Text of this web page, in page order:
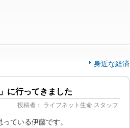
身近な経済
に行ってきました
投稿者： ライフネット生命 スタッフ
ている伊藤です。